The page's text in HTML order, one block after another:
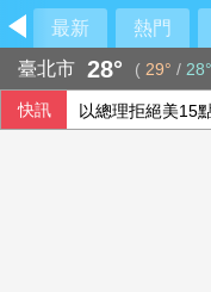
最新 熱門
臺北市 28° ( 29° / 28°
快訊 傳土耳其限制商